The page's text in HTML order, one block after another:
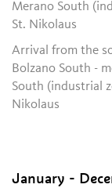
Merano South
St. Nikolaus
Arrival from the
Bolzano South -
South (industrial
Nikolaus
January -